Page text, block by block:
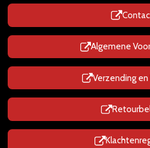
s
A
p
p
Algemene
Verzending